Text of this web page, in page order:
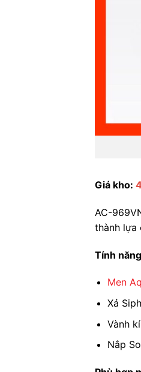
Giá kho:
AC-
thành lựa
Tính
Men
Xả
Vành
Nắp